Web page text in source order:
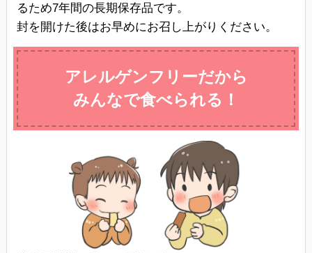
るため7年間の長期保存品です。
封を開けた後はお早めにお召し上がりください。
アレルゲンフリーだから
みんなで食べられる！